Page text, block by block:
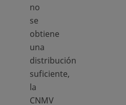
no
se
obtiene
una
distribución
suficiente,
la
CNMV